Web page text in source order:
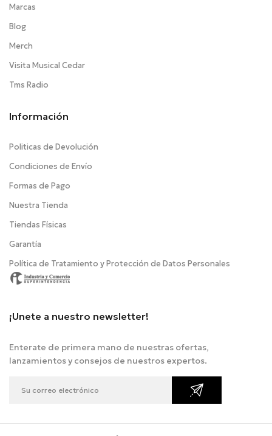
Marcas
Blog
Merch
Visita Musical Cedar
Tms Radio
Información
Politicas de Devolución
Condiciones de Envío
Formas de Pago
Nuestra Tienda
Tiendas Físicas
Garantía
Política de Tratamiento y Protección de Datos Personales
¡Unete a nuestro newsletter!
Enterate de primera mano de nuestras ofertas,
lanzamientos y consejos de nuestros expertos.